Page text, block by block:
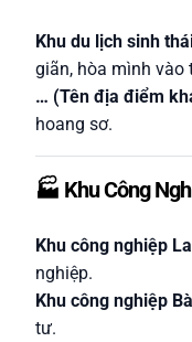
Khu du lịch sinh
giãn, hòa mình vào
… (Tên địa điểm
hoang sơ.
🏭 Khu Công
Khu công nghiệp
nghiệp.
Khu công nghiệp
tư.